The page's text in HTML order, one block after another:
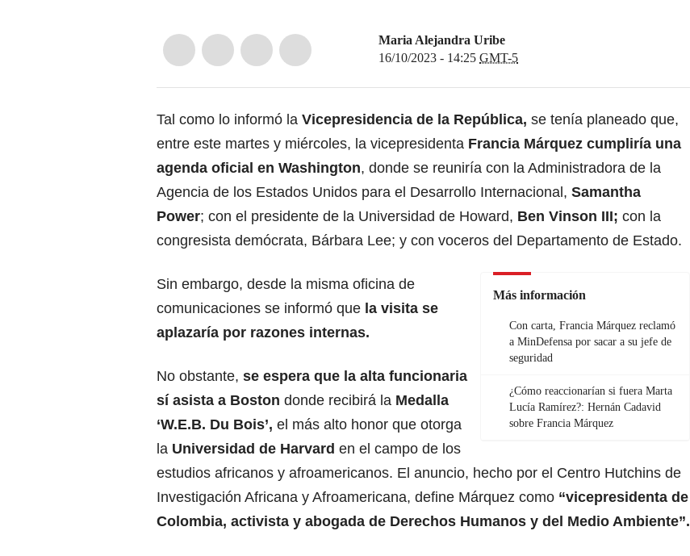
Maria Alejandra Uribe
16/10/2023 - 14:25 GMT-5
Tal como lo informó la Vicepresidencia de la República, se tenía planeado que,
entre este martes y miércoles, la vicepresidenta Francia Márquez cumpliría una
agenda oficial en Washington, donde se reuniría con la Administradora de la
Agencia de los Estados Unidos para el Desarrollo Internacional, Samantha
Power; con el presidente de la Universidad de Howard, Ben Vinson III; con la
congresista demócrata, Bárbara Lee; y con voceros del Departamento de Estado.
Más información
Con carta, Francia Márquez reclamó
a MinDefensa por sacar a su jefe de
seguridad
¿Cómo reaccionarían si fuera Marta
Lucía Ramírez?: Hernán Cadavid
sobre Francia Márquez
Sin embargo, desde la misma oficina de
comunicaciones se informó que la visita se
aplazaría por razones internas.
No obstante, se espera que la alta funcionaria
sí asista a Boston donde recibirá la Medalla
‘W.E.B. Du Bois’, el más alto honor que otorga
la Universidad de Harvard en el campo de los
estudios africanos y afroamericanos. El anuncio, hecho por el Centro Hutchins de
Investigación Africana y Afroamericana, define Márquez como “vicepresidenta de
Colombia, activista y abogada de Derechos Humanos y del Medio Ambiente”.